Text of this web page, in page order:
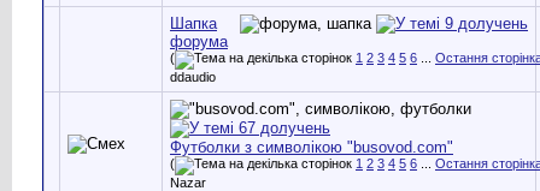
Шапка
форума
( 1 2 3 4 5 6
Остання
ddaudio
Футболки з символікою "busovod.com"
( 1 2 3 4 5 6
Остання
Nazar